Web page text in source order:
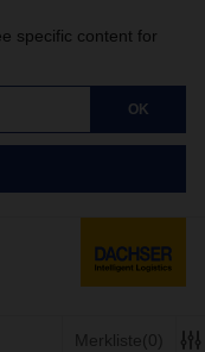
specific content for
OK
Merkliste(0)